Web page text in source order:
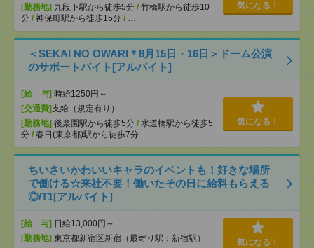
[勤務地] 九段下駅から徒歩5分 / 竹橋駅から徒歩10
分 / 神保町駅から徒歩15分 / …
気になる！
＜SEKAI NO OWARI＊8月15日・16日＞ドーム公演
のサポートバイト[アルバイト]
[給 与] 時給1250円～
[交通費]支給（規定有り）
[勤務地] 後楽園駅から徒歩5分 / 水道橋駅から徒歩5
分 / 春日(東京都)駅から徒歩7分
気になる！
ちいさいかわいいキャラのイベントも！好きな場所
で働ける☆来社不要！働いたその日に給料もらえる
◎/T1[アルバイト]
[給 与] 日給13,000円～
[勤務地] 東京都新宿区新宿（最寄り駅：新宿駅） 気になる！